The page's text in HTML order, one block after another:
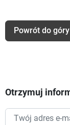
Powrót do góry
Otrzymuj